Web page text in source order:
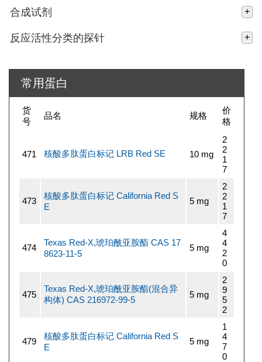
合成试剂 +
反应活性分类的探针 +
常用蛋白
货
号
品名 规格
价
格
471 核酸多肽蛋白标记 LRB Red SE 10 mg
2
2
1
7
473
核酸多肽蛋白标记 California Red S
E
5 mg
2
2
1
7
474
Texas Red-X,琥珀酰亚胺酯 CAS 17
8623-11-5
5 mg
4
4
2
0
475
Texas Red-X,琥珀酰亚胺酯(混合异
构体) CAS 216972-99-5
5 mg
2
9
5
2
479
核酸多肽蛋白标记 California Red S
E
5 mg
1
4
7
0